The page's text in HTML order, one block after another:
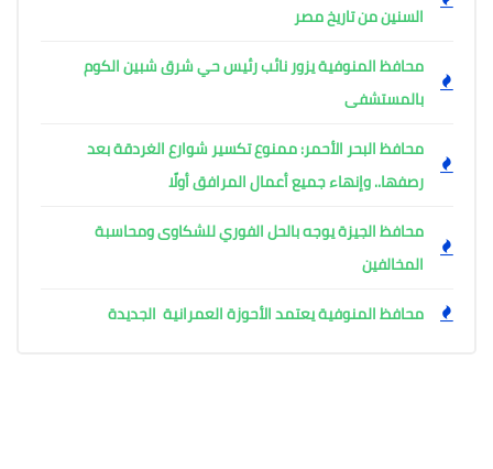
السنين من تاريخ مصر
محافظ المنوفية يزور نائب رئيس حي شرق شبين الكوم
بالمستشفى
محافظ البحر الأحمر: ممنوع تكسير شوارع الغردقة بعد
رصفها.. وإنهاء جميع أعمال المرافق أولًا
محافظ الجيزة يوجه بالحل الفوري للشكاوى ومحاسبة
المخالفين
محافظ المنوفية يعتمد الأحوزة العمرانية الجديدة